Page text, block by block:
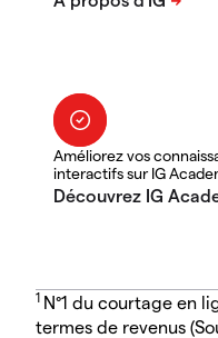
Améliorez vos
interactifs sur IG
1 N°1 du courtage en
termes de revenus